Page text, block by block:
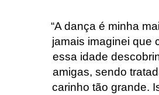
“A dança é minha
jamais imaginei que
essa idade
amigas, sendo
carinho tão grande.